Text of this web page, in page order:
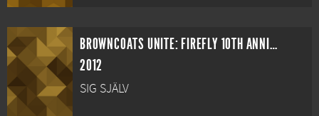
BROWNCOATS UNITE: FIREFLY 10TH ANNIVERSARY SPECIAL
2012
SIG SJÄLV